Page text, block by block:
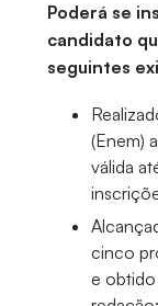
Poderá se
candidato
seguintes
(Enem)
válida
cinco
e obtido